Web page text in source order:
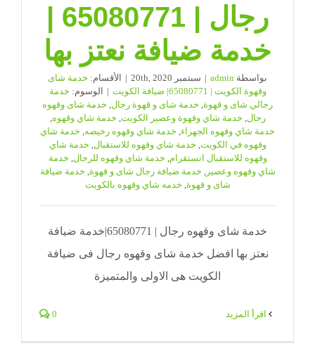
رجال | 65080771 |
خدمة ضيافة نعتز بها
بواسطة admin
| سبتمبر 20th, 2020 | الأقسام: خدمة شاى
وقهوة الكويت | 65080771| ضيافة الكويت
| الوسوم: خدمة
رجالي شاى و قهوة, خدمة شاى و قهوة رجال, خدمة شاى وقهوه
رجال, خدمة شاي وقهوة وعصير الكويت, خدمة شاي وقهوه,
خدمة شاي وقهوه الجهراء, خدمة شاي وقهوه رخيصه, خدمة شاي
وقهوه في الكويت, خدمة شاي وقهوه للاستقبال, خدمة شاي
وقهوه للاستقبال انستقرام, خدمة شاي وقهوه للرجال, خدمة
شاي وقهوه وعصير, خدمة ضيافة رجال شاى و قهوة, خدمة ضيافة
شاى و قهوة, خدمه شاي وقهوه بالكويت
خدمة شاى وقهوه رجال | 65080771|خدمة ضيافة
نعتز بها افضل خدمة شاى وقهوه رجال فى ضيافة
الكويت هى الاولى والمتميزة
0